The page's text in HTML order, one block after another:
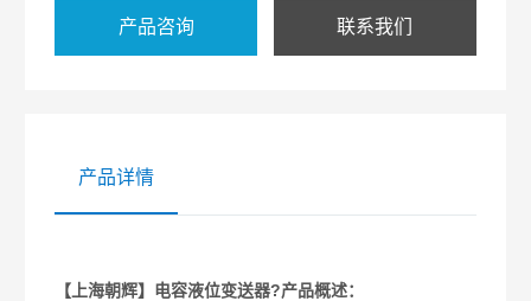
产品咨询 联系我们
产品详情
【上海朝辉】电容液位变送器?产品概述：